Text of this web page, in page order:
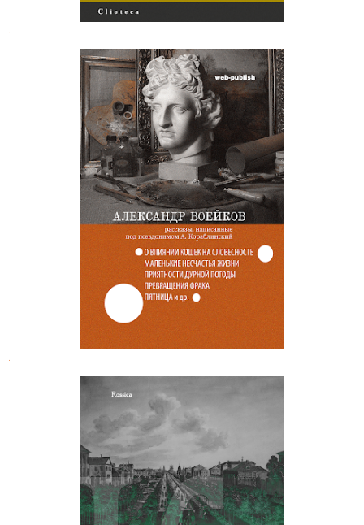
Александр Воейков. Приятности
дурной погоды
Каролина Павлова. Мои